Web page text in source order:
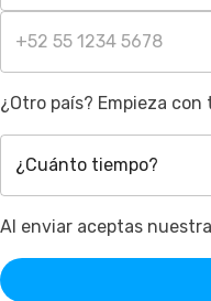
¿Otro país? Empieza
¿Cuánto tiempo?
Al enviar aceptas nuestra